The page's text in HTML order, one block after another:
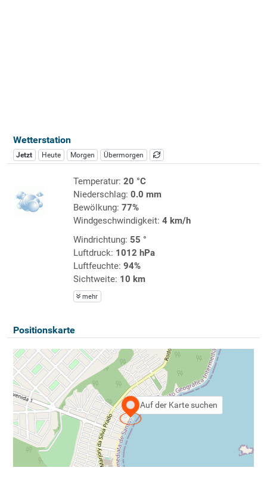
Wetterstation
Jetzt Heute Morgen Übermorgen
Temperatur: 20 °C
Niederschlag: 0.0 mm
Bewölkung: 77%
Windgeschwindigkeit: 4 km/h
Windrichtung: 55 °
Luftdruck: 1012 hPa
Luftfeuchte: 94%
Sichtweite: 10 km
mehr
Positionskarte
Auf der Karte suchen